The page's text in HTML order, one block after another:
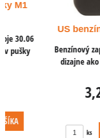
US benzínový
Benzínový zapaľovač v
dizajne ako používali
s DPH
DO